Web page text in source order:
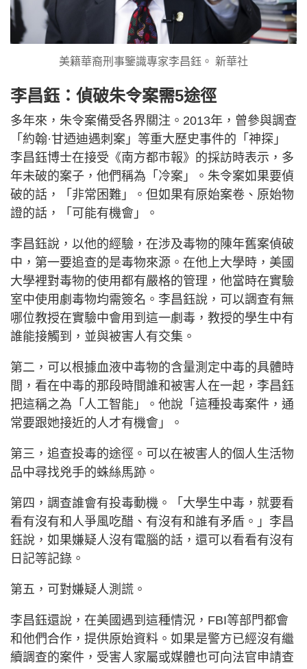
美籍華裔刑事鑒識專家李昌鈺。 新華社
李昌鈺：偵破朱令案需5途徑
多年來，朱令案備受各界關注。2013年，曾參與調查
「約翰·甘迺迪遇刺案」等重大歷史事件的「神探」
李昌鈺博士在接受《南方都市報》的採訪時表示，多
年未破的案子，他們稱為「冷案」。朱令案如果要偵
破的話，「非常困難」。但如果有原始案卷、原始物
證的話，「可能有機會」。
李昌鈺說，以他的經驗，在涉及毒物的陳年舊案偵破
中，第一要追查的是毒物來源。在他上大學時，美國
大學裡對毒物的使用都有嚴格的管理，他當時在實驗
室中使用劇毒物均需簽名。李昌鈺說，可以調查有無
哪位教授在實驗中會用到這一劇毒，教授的學生中有
誰能接觸到，並與被害人有交集。
第二，可以根據血液中毒物的含量測定中毒的具體時
間，看在中毒的那段時間誰和被害人在一起，李昌鈺
把這稱之為「人工智能」。他說「這種投毒案件，通
常要跟她接近的人才有機會」。
第三，追查投毒的途徑。可以在被害人的個人生活物
品中尋找兇手的蛛絲馬跡。
第四，調查誰會有投毒動機。「大學生中毒，就要看
看有沒有和人爭風吃醋、有沒有和誰有矛盾。」李昌
鈺說，如果嫌疑人沒有電腦的話，還可以看看有沒有
日記等記錄。
第五，可對嫌疑人測謊。
李昌鈺還說，在美國遇到這種情況，FBI等部門都會
和他們合作，提供原始資料。如果是警方已經沒有繼
續調查的案件，受害人家屬或媒體也可向法官申請查